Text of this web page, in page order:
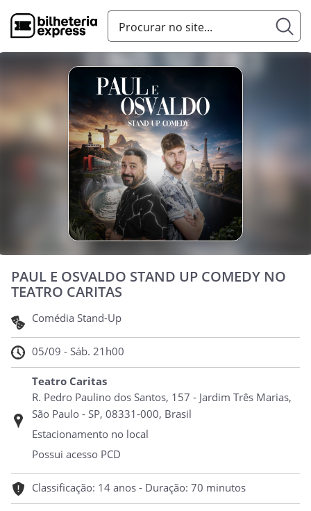
PAUL E OSVALDO STAND UP COMEDY NO
TEATRO CARITAS
Comédia Stand-Up
05/09 - Sáb. 21h00
Teatro Caritas
R. Pedro Paulino dos Santos, 157 - Jardim Três Marias,
São Paulo - SP, 08331-000, Brasil
Estacionamento no local
Possui acesso PCD
Classificação: 14 anos - Duração: 70 minutos